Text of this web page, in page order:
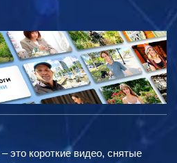
– это короткие видео, снятые